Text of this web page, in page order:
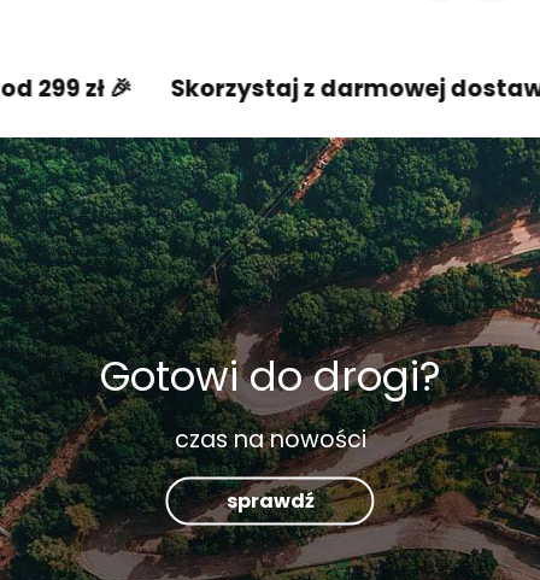
Skorzystaj z darmowej dostawy od 299
Gotowi do drogi?
czas na nowości
sprawdź